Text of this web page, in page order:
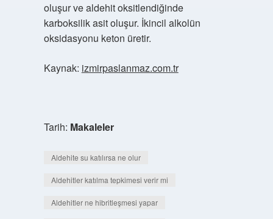
oluşur ve aldehit oksitlendiğinde
karboksilik asit oluşur. İkincil alkolün
oksidasyonu keton üretir.
Kaynak: izmirpaslanmaz.com.tr
Tarih: Makaleler
Aldehite su katılırsa ne olur
Aldehitler katılma tepkimesi verir mi
Aldehitler ne hibritleşmesi yapar